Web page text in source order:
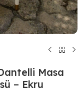
Masa
– Ekru